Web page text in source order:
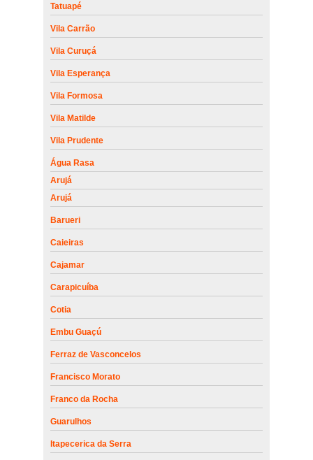
Tatuapé
Vila Carrão
Vila Curuçá
Vila Esperança
Vila Formosa
Vila Matilde
Vila Prudente
Água Rasa
Arujá
Arujá
Barueri
Caieiras
Cajamar
Carapicuíba
Cotia
Embu Guaçú
Ferraz de Vasconcelos
Francisco Morato
Franco da Rocha
Guarulhos
Itapecerica da Serra